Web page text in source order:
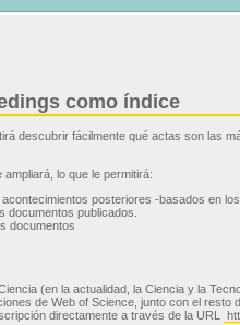
como índice
descubrir fácilmente qué actas son las
lo que le permitirá:
posteriores -basados en
documentos publicados.
documentos
(en la actualidad, la Ciencia y la
de Web of Science, junto con el resto
directamente a través de la URL